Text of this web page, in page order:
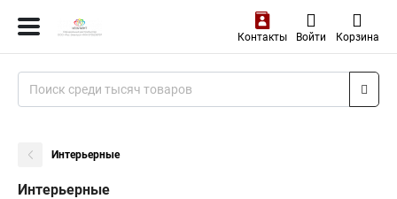
Контакты Войти Корзина
Интерьерные
Интерьерные